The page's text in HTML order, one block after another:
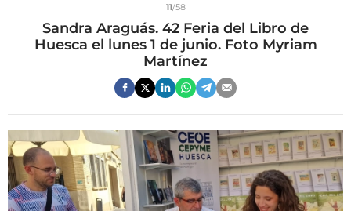
11/58
Sandra Araguás. 42 Feria del Libro de
Huesca el lunes 1 de junio. Foto Myriam
Martínez